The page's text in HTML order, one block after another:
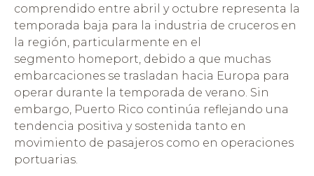
comprendido entre abril y octubre representa la
temporada baja para la industria de cruceros en
la región, particularmente en el
segmento homeport, debido a que muchas
embarcaciones se trasladan hacia Europa para
operar durante la temporada de verano. Sin
embargo, Puerto Rico continúa reflejando una
tendencia positiva y sostenida tanto en
movimiento de pasajeros como en operaciones
portuarias.